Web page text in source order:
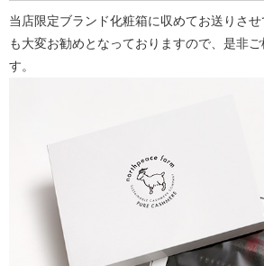
当店限定ブランド化粧箱に収めてお送りさ
も大変お勧めとなっておりますので、是非
す。